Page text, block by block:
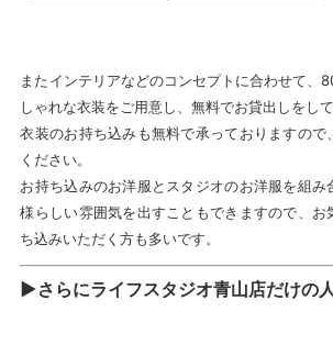
またインテリアなどのコンセプトに合わせて、
しゃれな衣装をご用意し、無料でお貸出しをして
衣装のお持ち込みも無料で承っておりますので
ください。
お持ち込みのお洋服とスタジオのお洋服を組み
様らしい雰囲気を出すこともできますので、お
ち込みいただく方も多いです。
▶︎さらにライフスタジオ青山店だけの